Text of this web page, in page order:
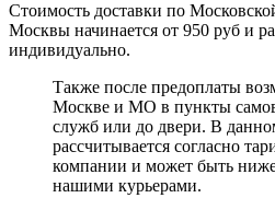
Стоимость доставки по
Москвы начинается от 950 руб и
индивидуально.
Также после предоплаты
Москве и МО в пункты
служб или до двери. В
рассчитывается согласно
компании и может быть
нашими курьерами.